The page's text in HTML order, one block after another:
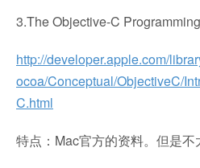
3.The Objective-C
http://developer.apple.com/
ocoa/Conceptual/ObjectiveC/
C.html
特点：Mac官方的资料。但是不